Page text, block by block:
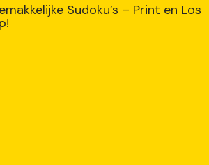
Sudoku’s – Print en Los